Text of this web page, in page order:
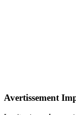
Avertissement